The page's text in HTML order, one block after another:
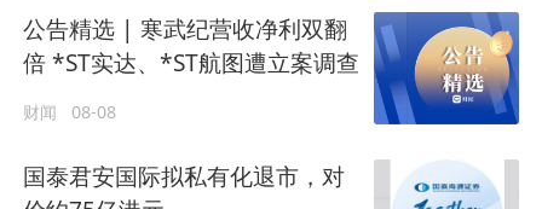
公告精选 | 寒武纪营收净利双翻
倍 *ST实达、*ST航图遭立案调查
财闻 08-08
国泰君安国际拟私有化退市，对